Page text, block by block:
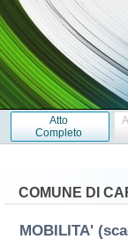
Atto
Completo
COMUNE DI
MOBILITA'